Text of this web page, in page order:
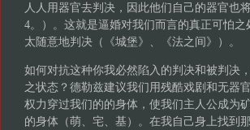
人人用器官去判决，因此他们自己的器官也
4。）。这就是逼婚对我们而言的真正可怕
太随意地判决（《城堡》、《法之间》）。
如何对抗这种你我必然陷入的判决和被判决
之状态？德勒兹建议我们用残酷戏剧和无器
权力穿过我们的的身体，使我们主人公成为
的身体（萌、宅、基）。在我自己身上找到